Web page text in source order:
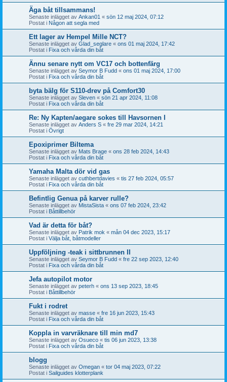
Äga båt tillsammans!
Senaste inlägget av Ankan01 « sön 12 maj 2024, 07:12
Postat i Någon att segla med
Ett lager av Hempel Mille NCT?
Senaste inlägget av Glad_seglare « ons 01 maj 2024, 17:42
Postat i Fixa och vårda din båt
Ännu senare nytt om VC17 och bottenfärg
Senaste inlägget av Seymor B Fudd « ons 01 maj 2024, 17:00
Postat i Fixa och vårda din båt
byta bälg för S110-drev på Comfort30
Senaste inlägget av Sleven « sön 21 apr 2024, 11:08
Postat i Fixa och vårda din båt
Re: Ny Kapten/aegare sokes till Havsornen I
Senaste inlägget av Anders S « fre 29 mar 2024, 14:21
Postat i Övrigt
Epoxiprimer Biltema
Senaste inlägget av Mats Brage « ons 28 feb 2024, 14:43
Postat i Fixa och vårda din båt
Yamaha Malta dör vid gas
Senaste inlägget av cuthbertdavies « tis 27 feb 2024, 05:57
Postat i Fixa och vårda din båt
Befintlig Genua på karver rulle?
Senaste inlägget av MistaSista « ons 07 feb 2024, 23:42
Postat i Båttillbehör
Vad är detta för båt?
Senaste inlägget av Patrik mok « mån 04 dec 2023, 15:17
Postat i Välja båt, båtmodeller
Uppföljning -teak i sittbrunnen II
Senaste inlägget av Seymor B Fudd « fre 22 sep 2023, 12:40
Postat i Fixa och vårda din båt
Jefa autopilot motor
Senaste inlägget av peterh « ons 13 sep 2023, 18:45
Postat i Båttillbehör
Fukt i rodret
Senaste inlägget av masse « fre 16 jun 2023, 15:43
Postat i Fixa och vårda din båt
Koppla in varvräknare till min md7
Senaste inlägget av Osueco « tis 06 jun 2023, 13:38
Postat i Fixa och vårda din båt
blogg
Senaste inlägget av Omegan « tor 04 maj 2023, 07:22
Postat i Sailguides klotterplank